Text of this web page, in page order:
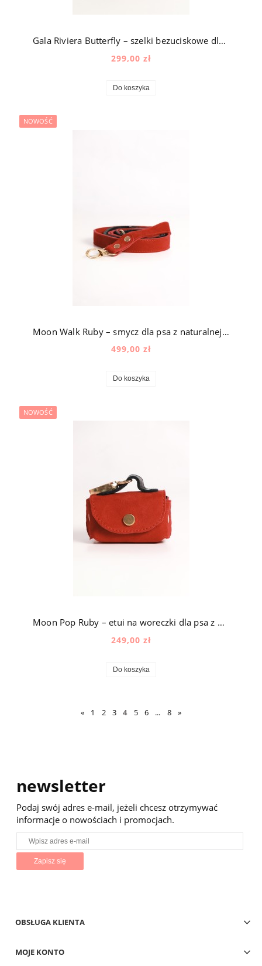
Gala Riviera Butterfly – szelki bezuciskowe dla psa jedwabne z aksamitem z naturalną skórą w kolorze bordowym
299,00 zł
Do koszyka
Moon Walk Ruby – smycz dla psa z naturalnej skóry zamszowej z okuciami pozłacanymi 24k złotem
499,00 zł
Do koszyka
NOWOŚĆ
Moon Pop Ruby – etui na woreczki dla psa z naturalnej skóry z okuciami pozłacanymi 24k złotem
249,00 zł
Do koszyka
NOWOŚĆ
« 1 2 3 4 5 6 ... 8 »
newsletter
Podaj swój adres e-mail, jeżeli chcesz otrzymywać
informacje o nowościach i promocjach.
Zapisz się
OBSŁUGA KLIENTA
MOJE KONTO